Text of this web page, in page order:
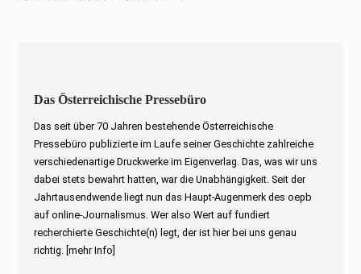
Das Österreichische Pressebüro
Das seit über 70 Jahren bestehende Österreichische
Pressebüro publizierte im Laufe seiner Geschichte zahlreiche
verschiedenartige Druckwerke im Eigenverlag. Das, was wir uns
dabei stets bewahrt hatten, war die Unabhängigkeit. Seit der
Jahrtausendwende liegt nun das Haupt-Augenmerk des oepb
auf online-Journalismus. Wer also Wert auf fundiert
recherchierte Geschichte(n) legt, der ist hier bei uns genau
richtig.
[mehr Info]